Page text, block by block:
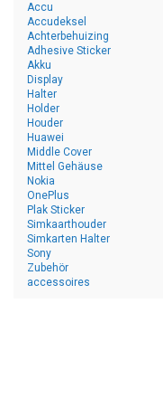
Accu
Accudeksel
Achterbehuizing
Adhesive Sticker
Akku
Display
Halter
Holder
Houder
Huawei
Middle Cover
Mittel Gehäuse
Nokia
OnePlus
Plak Sticker
Simkaarthouder
Simkarten Halter
Sony
Zubehör
accessoires